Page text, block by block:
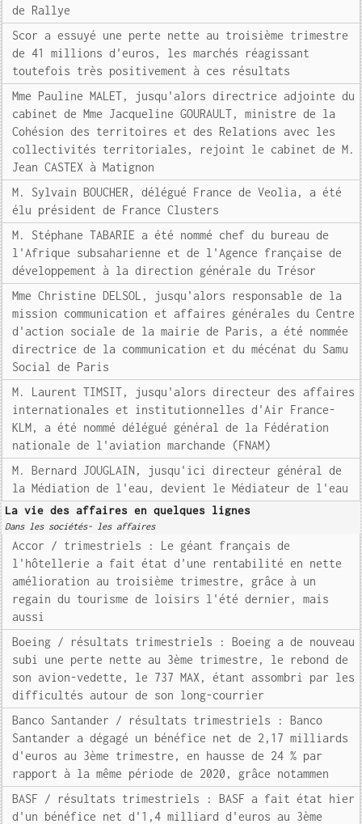
de Rallye
Scor a essuyé une perte nette au troisième trimestre
de 41 millions d'euros, les marchés réagissant
toutefois très positivement à ces résultats
Mme Pauline MALET, jusqu'alors directrice adjointe du
cabinet de Mme Jacqueline GOURAULT, ministre de la
Cohésion des territoires et des Relations avec les
collectivités territoriales, rejoint le cabinet de M.
Jean CASTEX à Matignon
M. Sylvain BOUCHER, délégué France de Veolia, a été
élu président de France Clusters
M. Stéphane TABARIE a été nommé chef du bureau de
l'Afrique subsaharienne et de l'Agence française de
développement à la direction générale du Trésor
Mme Christine DELSOL, jusqu'alors responsable de la
mission communication et affaires générales du Centre
d'action sociale de la mairie de Paris, a été nommée
directrice de la communication et du mécénat du Samu
Social de Paris
M. Laurent TIMSIT, jusqu'alors directeur des affaires
internationales et institutionnelles d'Air France-
KLM, a été nommé délégué général de la Fédération
nationale de l'aviation marchande (FNAM)
M. Bernard JOUGLAIN, jusqu'ici directeur général de
la Médiation de l'eau, devient le Médiateur de l'eau
La vie des affaires en quelques lignes
Dans les sociétés- les affaires
Accor / trimestriels : Le géant français de
l'hôtellerie a fait état d'une rentabilité en nette
amélioration au troisième trimestre, grâce à un
regain du tourisme de loisirs l'été dernier, mais
aussi
Boeing / résultats trimestriels : Boeing a de nouveau
subi une perte nette au 3ème trimestre, le rebond de
son avion-vedette, le 737 MAX, étant assombri par les
difficultés autour de son long-courrier
Banco Santander / résultats trimestriels : Banco
Santander a dégagé un bénéfice net de 2,17 milliards
d'euros au 3ème trimestre, en hausse de 24 % par
rapport à la même période de 2020, grâce notammen
BASF / résultats trimestriels : BASF a fait état hier
d'un bénéfice net d'1,4 milliard d'euros au 3ème